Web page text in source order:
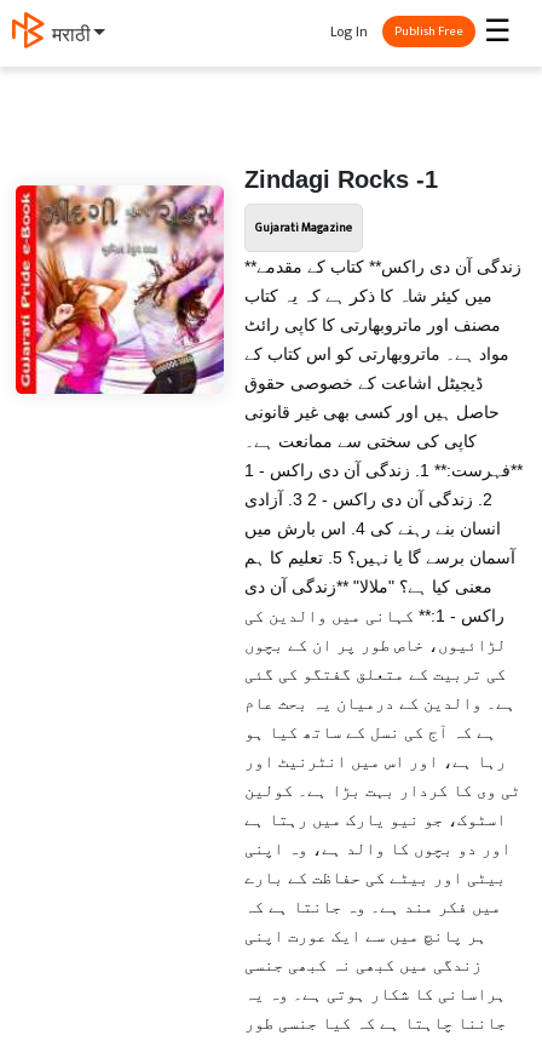
मराठी ☰
Log In Publish Free
Zindagi Rocks -1
Gujarati Magazine
**زندگی آن دی راکس** کتاب کے مقدمے
میں کیئر شاہ کا ذکر ہے کہ یہ کتاب
مصنف اور ماتروبھارتی کا کاپی رائٹ
مواد ہے۔ ماتروبھارتی کو اس کتاب کے
ڈیجیٹل اشاعت کے خصوصی حقوق
حاصل ہیں اور کسی بھی غیر قانونی
کاپی کی سختی سے ممانعت ہے۔
**فہرست:** 1. زندگی آن دی راکس - 1
2. زندگی آن دی راکس - 2 3. آزادی
انسان بنے رہنے کی 4. اس بارش میں
آسمان برسے گا یا نہیں؟ 5. تعلیم کا ہم
معنی کیا ہے؟ "ملالا" **زندگی آن دی
راکس - 1:** کہانی میں والدین کی
لڑائیوں، خاص طور پر ان کے بچوں
کی تربیت کے متعلق گفتگو کی گئی
ہے۔ والدین کے درمیان یہ بحث عام
ہے کہ آج کی نسل کے ساتھ کیا ہو
رہا ہے، اور اس میں انٹرنیٹ اور
ٹی وی کا کردار بہت بڑا ہے۔ کولین
اسٹوک، جو نیو یارک میں رہتا ہے
اور دو بچوں کا والد ہے، وہ اپنی
بیٹی اور بیٹے کی حفاظت کے بارے
میں فکر مند ہے۔ وہ جانتا ہے کہ
ہر پانچ میں سے ایک عورت اپنی
زندگی میں کبھی نہ کبھی جنسی
ہراسانی کا شکار ہوتی ہے۔ وہ یہ
جاننا چاہتا ہے کہ کیا جنسی طور